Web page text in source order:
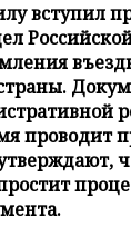
вступил
проводит